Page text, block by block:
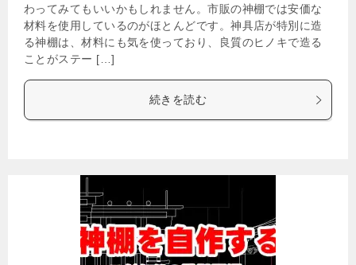
わってみてもいいかもしれません。市販の神棚では安価な
材料を使用しているのがほとんどです。神具店が特別に造
る神棚は、材料にも気を使っており、良質のヒノキで造る
ことがステー […]
続きを読む